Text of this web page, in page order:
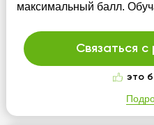
максимальный балл.
Связаться
это